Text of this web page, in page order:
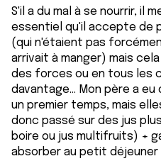
S'il a du mal à se nourrir, il
essentiel qu'il accepte de
(qui n'étaient pas
arrivait à manger) mais
des forces ou en tous les
davantage... Mon père a
un premier temps, mais
donc passé sur des jus
boire ou jus multifruits) +
absorber au petit